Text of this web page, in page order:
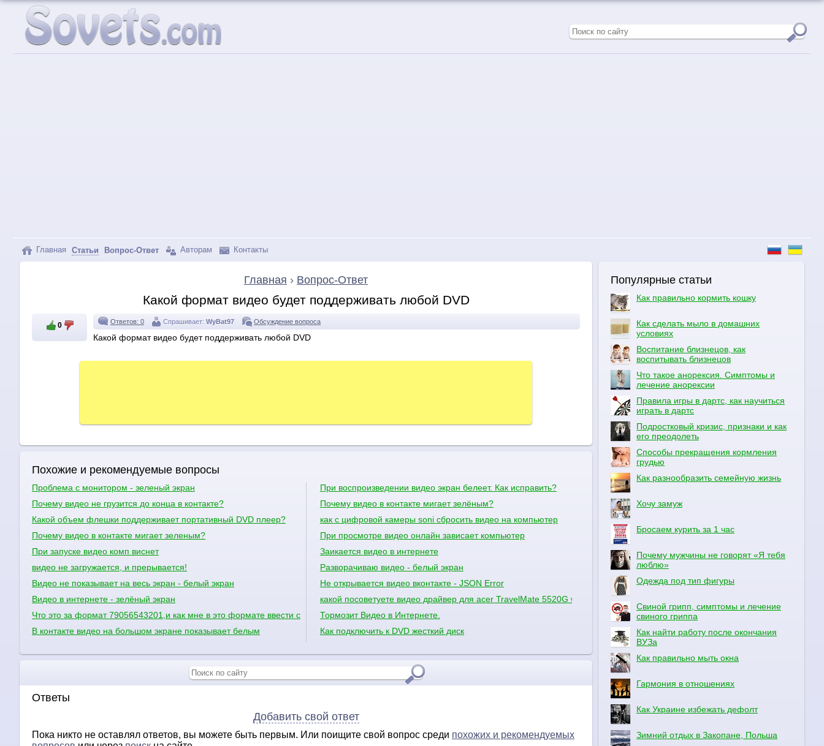
Главная Статьи Вопрос-Ответ Авторам Контакты
Главная › Вопрос-Ответ
Какой формат видео будет поддерживать любой DVD
0 Ответов: 0 Спрашивает: WyBat97 Обсуждение вопроса
Какой формат видео будет поддерживать любой DVD
Похожие и рекомендуемые вопросы
Проблема с монитором - зеленый экран
Почему видео не грузится до конца в контакте?
Какой объем флешки поддерживает портативный DVD плеер?
Почему видео в контакте мигает зеленым?
При запуске видео комп виснет
видео не загружается, и прерывается!
Видео не показывает на весь экран - белый экран
Видео в интернете - зелёный экран
Что это за формат 79056543201,и как мне в это формате ввести свой номер телефона?
В контакте видео на большом экране показывает белым
При воспроизведении видео экран белеет. Как исправить?
Почему видео в контакте мигает зелёным?
как с цифровой камеры soni сбросить видео на компьютер
При просмотре видео онлайн зависает компьютер
Заикается видео в интернете
Разворачиваю видео - белый экран
Не открывается видео вконтакте - JSON Error
какой посоветуете видео драйвер для acer TravelMate 5520G windows xp???
Тормозит Видео в Интернете.
Как подключить к DVD жесткий диск
Ответы
Добавить свой ответ
Пока никто не оставлял ответов, вы можете быть первым. Или поищите свой вопрос среди похожих и рекомендуемых
Популярные статьи
Как правильно кормить кошку
Как сделать мыло в домашних
условиях
Воспитание близнецов, как
воспитывать близнецов
Что такое анорексия. Симптомы и
лечение анорексии
Правила игры в дартс, как научиться
играть в дартс
Подростковый кризис, признаки и как
его преодолеть
Способы прекращения кормления
грудью
Как разнообразить семейную жизнь
Хочу замуж
Бросаем курить за 1 час
Почему мужчины не говорят «Я тебя
люблю»
Одежда под тип фигуры
Свиной грипп, симптомы и лечение
свиного гриппа
Как найти работу после окончания
ВУЗа
Как правильно мыть окна
Гармония в отношениях
Как Украине избежать дефолт
Зимний отдых в Закопане, Польша